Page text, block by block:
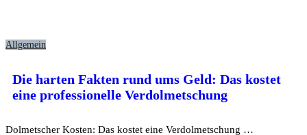
Allgemein
Die harten Fakten rund ums Geld: Das kostet
eine professionelle Verdolmetschung
Dolmetscher Kosten: Das kostet eine Verdolmetschung …